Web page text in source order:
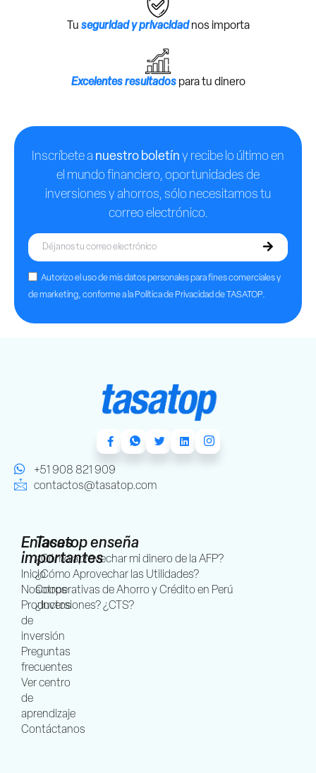
Tu seguridad y privacidadnos importa
Excelentes resultadospara tu dinero
Inscríbete a nuestro boletín y recibe lo último en
el mundo financiero, oportunidades de
inversiones y ahorros, sólo necesitamos tu
correo electrónico.
Autorizo el uso de mis datos personales para fines comerciales y
de marketing, conforme a la Política de Privacidad de TASATOP.
+51 908 821 909
contactos@tasatop.com
Enlaces
importantes
Inicio
Nosotros
Productos
de
inversión
Preguntas
frecuentes
Ver centro
de
aprendizaje
Contáctanos
Tasatop enseña
¿Cómo aprovechar mi dinero de la AFP?
¿Cómo Aprovechar las Utilidades?
Cooperativas de Ahorro y Crédito en Perú
¿Inversiones? ¿CTS?